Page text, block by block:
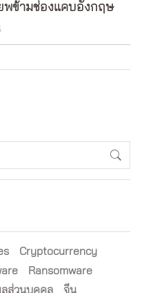
พข้ามช่องแคบอังกฤษ
Cryptocurrency
Ransomware
ส่วนบุคคล
จีน